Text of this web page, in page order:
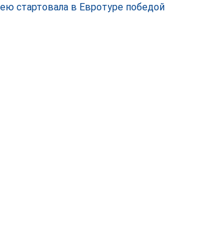
стартовала в Евротуре победой